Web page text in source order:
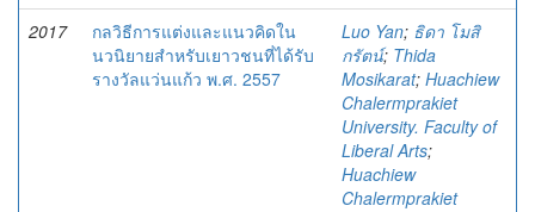
2017
กลวิธีการแต่งและแนวคิดใน
นวนิยายสำหรับเยาวชนที่ได้รับ
รางวัลแว่นแก้ว พ.ศ. 2557
Luo Yan; ธิดา โมสิ
กรัตน์; Thida
Mosikarat; Huachiew
Chalermprakiet
University. Faculty of
Liberal Arts;
Huachiew
Chalermprakiet